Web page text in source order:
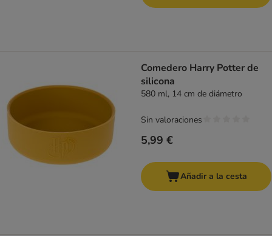
Comedero Harry Potter de
silicona
580 ml, 14 cm de diámetro
5,99 €
Sin valoraciones
Añadir a la cesta